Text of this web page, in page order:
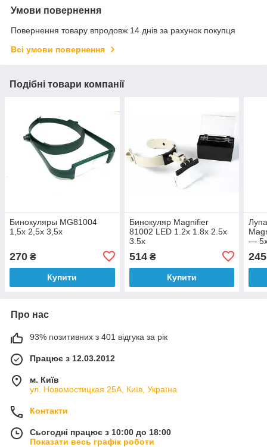
Умови повернення
Повернення товару впродовж 14 днів за рахунок покупця
Всі умови повернення
Подібні товари компанії
Бинокуляры MG81004
1,5х 2,5x 3,5х
270 ₴
Купити
Бинокуляр Magnifier
81002 LED 1.2x 1.8x 2.5x
3.5x
514₴
Купити
—
245
Про нас
93% позитивних з 401 відгука за рік
Працює з 12.03.2012
м. Київ
ул. Новомостицкая 25А, Київ, Україна
Контакти
Сьогодні працює з 10:00 до 18:00
Показати весь графік роботи